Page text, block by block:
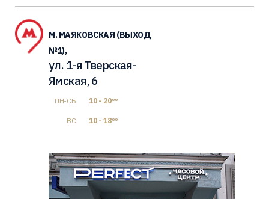
М. МАЯКОВСКАЯ (ВЫХОД
№1),
ул. 1-я Тверская-
Ямская, 6
ПН-СБ: 10 - 20ºº
ВС: 10 - 18ºº